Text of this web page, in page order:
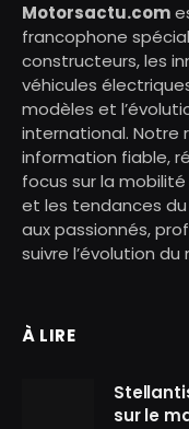
Motorsactu.com
francophone
constructeurs, les
véhicules
modèles et
international. Notre
information fiable,
focus sur la
et les tendances du
aux passionnés,
suivre l’évolution
À LIRE
sur le